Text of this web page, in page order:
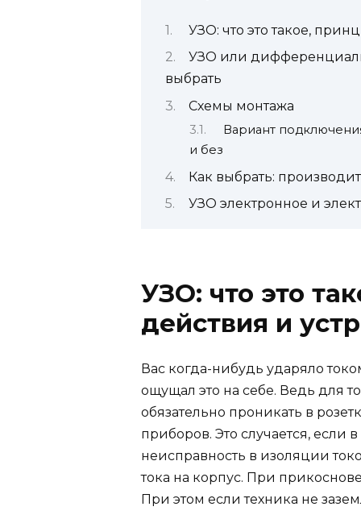
УЗО: что это такое,
УЗО или
выбрать
Схемы монтажа
Вариант
и без
Как выбрать:
УЗО электронное и
УЗО: что это
действия и
Вас когда-нибудь ударяло
ощущал это на себе. Ведь для
обязательно проникать в
приборов. Это случается, если
неисправность в изоляции
тока на корпус. При
При этом если техника не